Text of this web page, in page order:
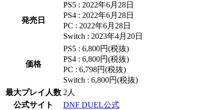
発売日
PS5 : 2022年6月28日
PS4 : 2022年6月28日
PC : 2022年6月28日
Switch : 2023年4月20日
価格
PS5 : 6,800円(税抜)
PS4 : 6,800円(税抜)
PC : 6,798円(税抜)
Switch : 6,800円(税抜)
最大プレイ人数 2人
公式サイト
DNF DUEL公式